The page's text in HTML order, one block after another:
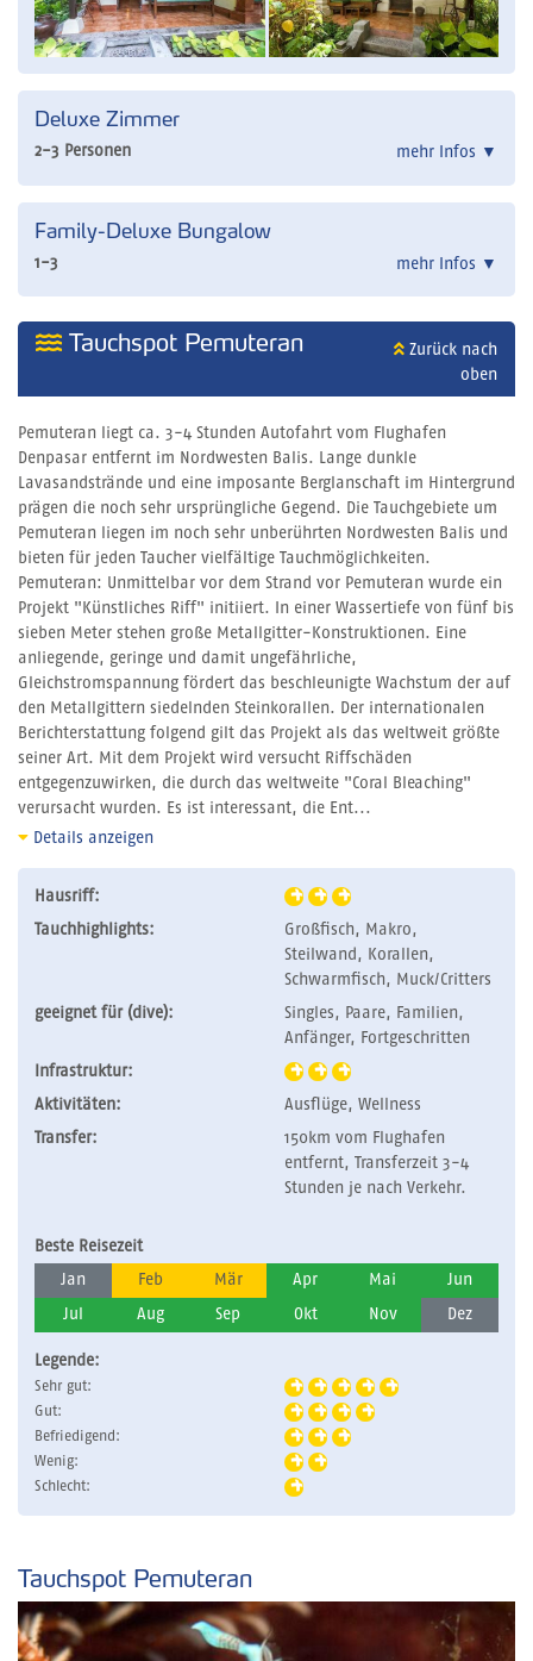
Deluxe Zimmer
2-3 Personen mehr Infos ▼
Family-Deluxe Bungalow
1-3 mehr Infos ▼
Tauchspot Pemuteran
Zurück nach
oben
Pemuteran liegt ca. 3-4 Stunden Autofahrt vom Flughafen
Denpasar entfernt im Nordwesten Balis. Lange dunkle
Lavasandstrände und eine imposante Berglanschaft im Hintergrund
prägen die noch sehr ursprüngliche Gegend. Die Tauchgebiete um
Pemuteran liegen im noch sehr unberührten Nordwesten Balis und
bieten für jeden Taucher vielfältige Tauchmöglichkeiten.
Pemuteran: Unmittelbar vor dem Strand vor Pemuteran wurde ein
Projekt "Künstliches Riff" initiiert. In einer Wassertiefe von fünf bis
sieben Meter stehen große Metallgitter-Konstruktionen. Eine
anliegende, geringe und damit ungefährliche,
Gleichstromspannung fördert das beschleunigte Wachstum der auf
den Metallgittern siedelnden Steinkorallen. Der internationalen
Berichterstattung folgend gilt das Projekt als das weltweit größte
seiner Art. Mit dem Projekt wird versucht Riffschäden
entgegenzuwirken, die durch das weltweite "Coral Bleaching"
verursacht wurden. Es ist interessant, die Ent...
Details anzeigen
Hausriff:
Tauchhighlights:
Großfisch, Makro,
Steilwand, Korallen,
Schwarmfisch, Muck/Critters
geeignet für (dive):
Singles, Paare, Familien,
Anfänger, Fortgeschritten
Infrastruktur:
Aktivitäten:
Ausflüge, Wellness
Transfer:
150km vom Flughafen
entfernt, Transferzeit 3-4
Stunden je nach Verkehr.
Beste Reisezeit
Jan Feb Mär Apr Mai Jun
Jul Aug Sep Okt Nov Dez
Legende:
Sehr gut:
Gut:
Befriedigend:
Wenig:
Schlecht:
Tauchspot Pemuteran